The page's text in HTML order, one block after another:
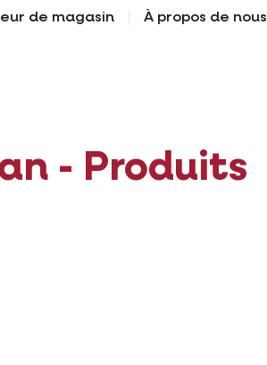
de magasin À propos de nous
- Produits